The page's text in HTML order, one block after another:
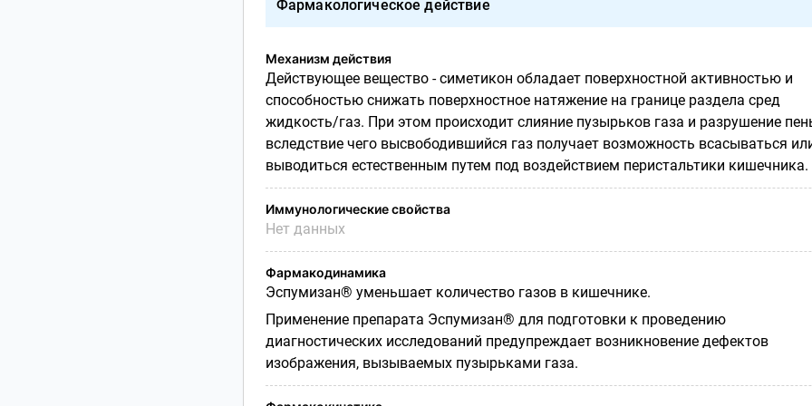
Фармакологическое действие
Механизм действия
Действующее вещество - симетикон обладает поверхностной активностью и
способностью снижать поверхностное натяжение на границе раздела сред
жидкость/газ. При этом происходит слияние пузырьков газа и разрушение
вследствие чего высвободившийся газ получает возможность всасываться
выводиться естественным путем под воздействием перистальтики кишечника.
Иммунологические свойства
Нет данных
Фармакодинамика
Эспумизан® уменьшает количество газов в кишечнике.
Применение препарата Эспумизан® для подготовки к проведению
диагностических исследований предупреждает возникновение дефектов
изображения, вызываемых пузырьками газа.